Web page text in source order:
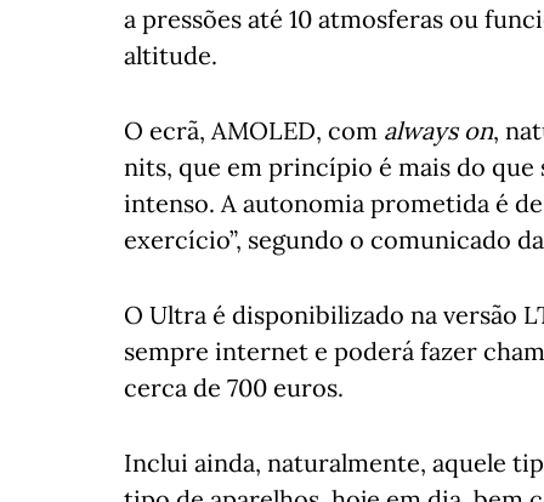
a pressões até 10 atmosferas ou
altitude.
O ecrã, AMOLED, com always on,
nits, que em princípio é mais do
intenso. A autonomia prometida é
exercício”, segundo o comunicado
O Ultra é disponibilizado na versão
sempre internet e poderá fazer
cerca de 700 euros.
Inclui ainda, naturalmente, aquele